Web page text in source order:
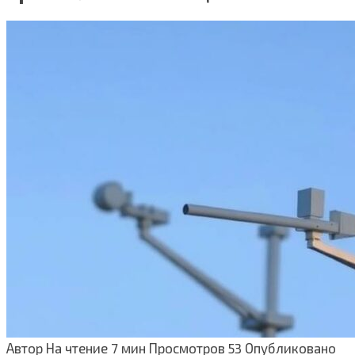
Автор На чтение 7 мин Просмотров 53 Опубликовано